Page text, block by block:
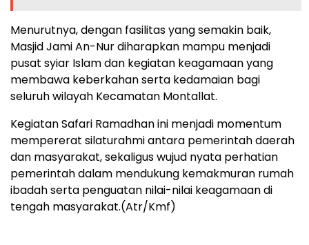
Menurutnya, dengan fasilitas yang semakin baik,
Masjid Jami An-Nur diharapkan mampu menjadi
pusat syiar Islam dan kegiatan keagamaan yang
membawa keberkahan serta kedamaian bagi
seluruh wilayah Kecamatan Montallat.
Kegiatan Safari Ramadhan ini menjadi momentum
mempererat silaturahmi antara pemerintah daerah
dan masyarakat, sekaligus wujud nyata perhatian
pemerintah dalam mendukung kemakmuran rumah
ibadah serta penguatan nilai-nilai keagamaan di
tengah masyarakat.(Atr/Kmf)